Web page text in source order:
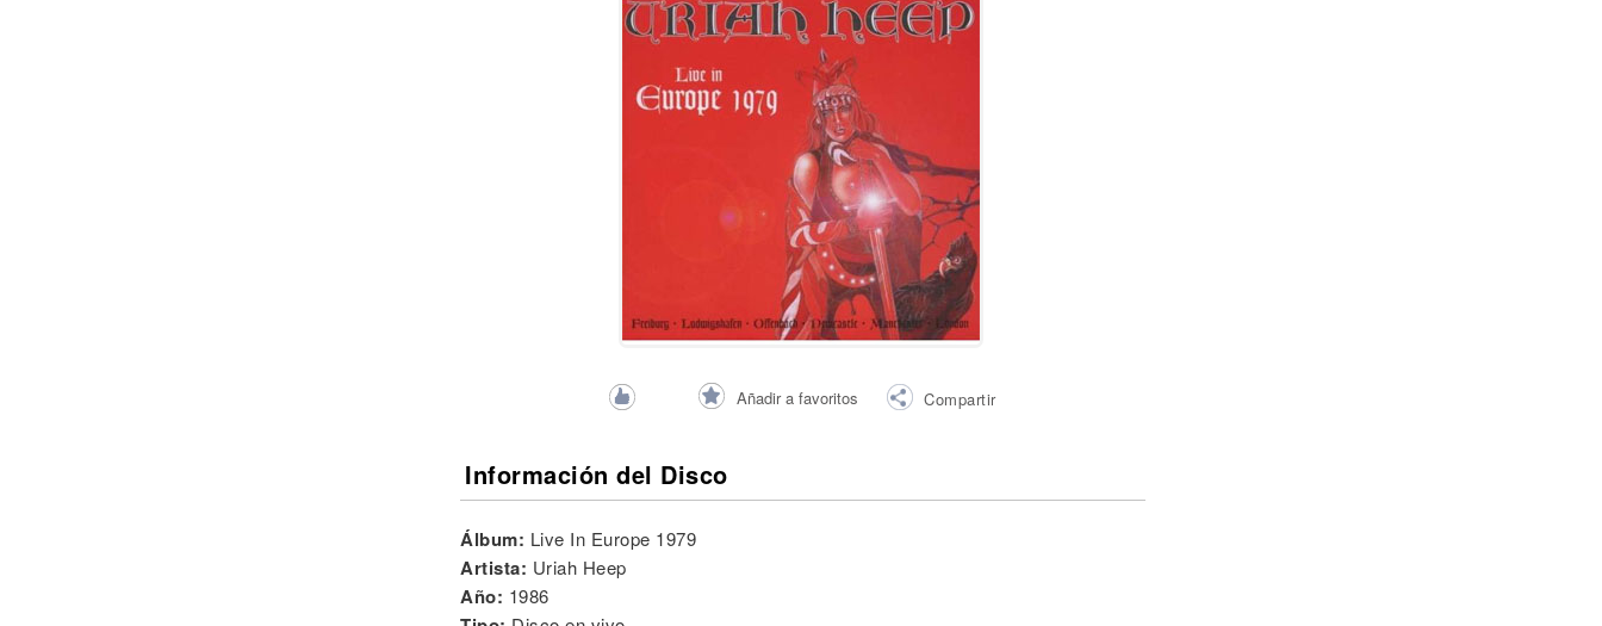
Añadir a favoritos Compartir
Información del Disco
Álbum: Live In Europe 1979
Artista: Uriah Heep
Año: 1986